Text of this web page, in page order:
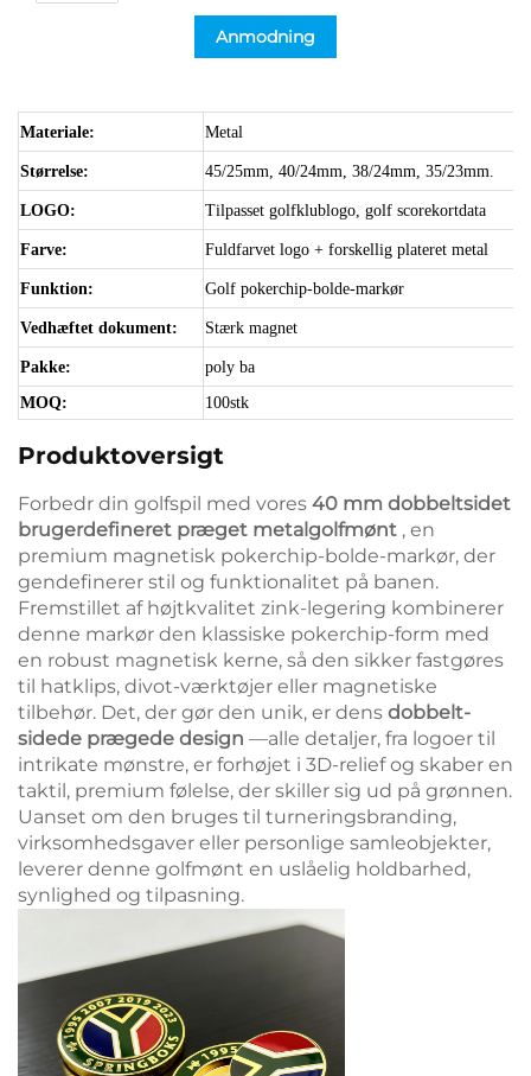
Anmodning
Materiale: Metal
Størrelse: 45/25mm, 40/24mm, 38/24mm, 35/23mm.
LOGO: Tilpasset golfklublogo, golf scorekortdata
Farve: Fuldfarvet logo + forskellig plateret metal
Funktion: Golf pokerchip-bolde-markør
Vedhæftet dokument: Stærk magnet
Pakke:
poly ba
MOQ:
100stk
Produktoversigt
Forbedr din golfspil med vores 40 mm dobbeltsidet
brugerdefineret præget metalgolfmønt , en
premium magnetisk pokerchip-bolde-markør, der
gendefinerer stil og funktionalitet på banen.
Fremstillet af højtkvalitet zink-legering kombinerer
denne markør den klassiske pokerchip-form med
en robust magnetisk kerne, så den sikker fastgøres
til hatklips, divot-værktøjer eller magnetiske
tilbehør. Det, der gør den unik, er dens dobbelt-
sidede prægede design —alle detaljer, fra logoer til
intrikate mønstre, er forhøjet i 3D-relief og skaber en
taktil, premium følelse, der skiller sig ud på grønnen.
Uanset om den bruges til turneringsbranding,
virksomhedsgaver eller personlige samleobjekter,
leverer denne golfmønt en uslåelig holdbarhed,
synlighed og tilpasning.